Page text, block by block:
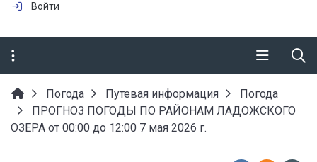
Войти
Погода Путевая информация
Погода
ПРОГНОЗ ПОГОДЫ ПО РАЙОНАМ ЛАДОЖСКОГО
ОЗЕРА от 00:00 до 12:00 7 мая 2026 г.